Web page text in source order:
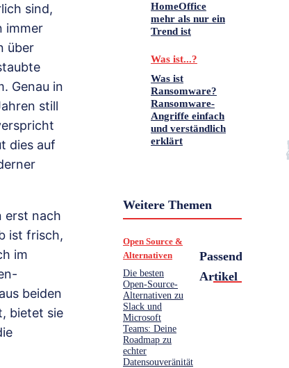
sind,
immer
über
Genau in
still
dies auf
erst nach
ist frisch,
im
beiden
bietet sie
HomeOffice
mehr als nur ein
Trend ist
Was ist...?
Was ist
Ransomware?
Ransomware-
Angriffe einfach
und verständlich
erklärt
Weitere Themen
Open Source &
Alternativen
Die besten
Open-Source-
Alternativen zu
Slack und
Microsoft
Teams: Deine
Roadmap zu
echter
Datensouveränität
Passende
Artikel